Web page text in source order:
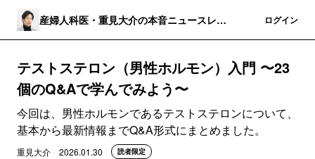
産婦人科医・重見大介の本音ニュースレタ
ログイン
テストステロン（男性ホルモン）入門 〜23
個のQ&Aで学んでみよう〜
今回は、男性ホルモンであるテストステロンについて、
基本から最新情報までQ&A形式にまとめました。
重見大介 2026.01.30 読者限定